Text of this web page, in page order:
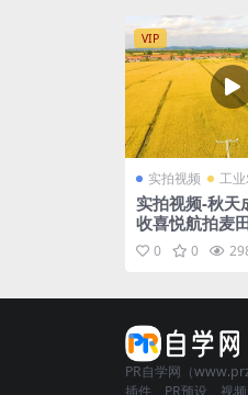
VIP
实拍视频 工
实拍视频-秋天
收喜悦航拍麦
0 0
PR自学网（